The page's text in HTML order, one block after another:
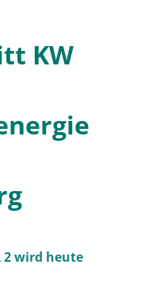
KW
2 wird heute